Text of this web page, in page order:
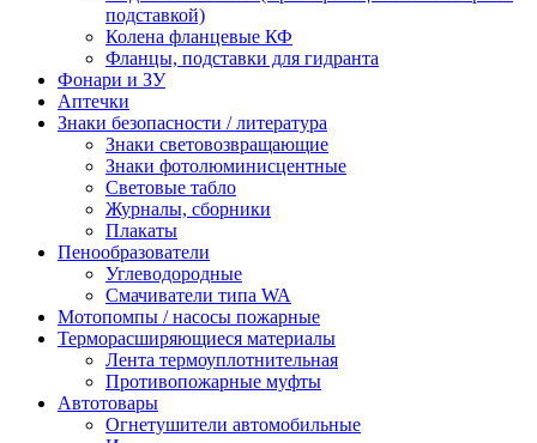
подставкой)
Колена фланцевые КФ
Фланцы, подставки для гидранта
Фонари и ЗУ
Аптечки
Знаки безопасности / литература
Знаки световозвращающие
Знаки фотолюминисцентные
Световые табло
Журналы, сборники
Плакаты
Пенообразователи
Углеводородные
Смачиватели типа WA
Мотопомпы / насосы пожарные
Терморасширяющиеся материалы
Лента термоуплотнительная
Противопожарные муфты
Автотовары
Огнетушители автомобильные